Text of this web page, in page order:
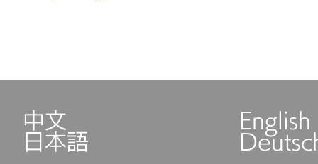
中文 English
日本語